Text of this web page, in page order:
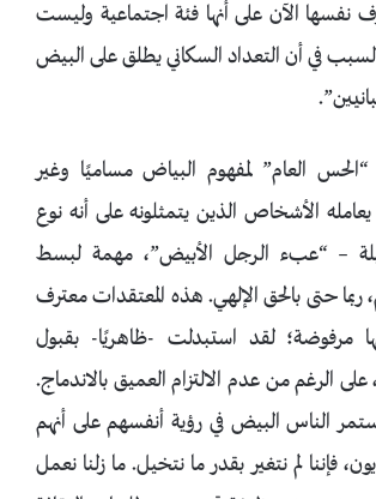
نفسها الآن على أنها فئة اجتماعية وليست
في أن التعداد السكاني يطلق على البيض
العام” لمفهوم البياض مساميًا وغير
يعامله الأشخاص الذين يتمثلونه على أنه نوع
– “عبء الرجل الأبيض”، مهمة لبسط
ربما حتى بالحق الإلهي. هذه المعتقدات معترف
مرفوضة؛ لقد استبدلت -ظاهريًا- بقبول
على الرغم من عدم الالتزام العميق بالاندماج.
الناس البيض في رؤية أنفسهم على أنهم
فإننا لم نتغير بقدر ما نتخيل. ما زلنا نعمل